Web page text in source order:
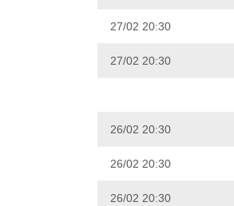
27/02 20:30
27/02 20:30
26/02 20:30
26/02 20:30
26/02 20:30